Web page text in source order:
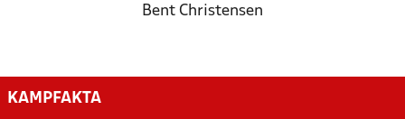
Bent Christensen
KAMPFAKTA